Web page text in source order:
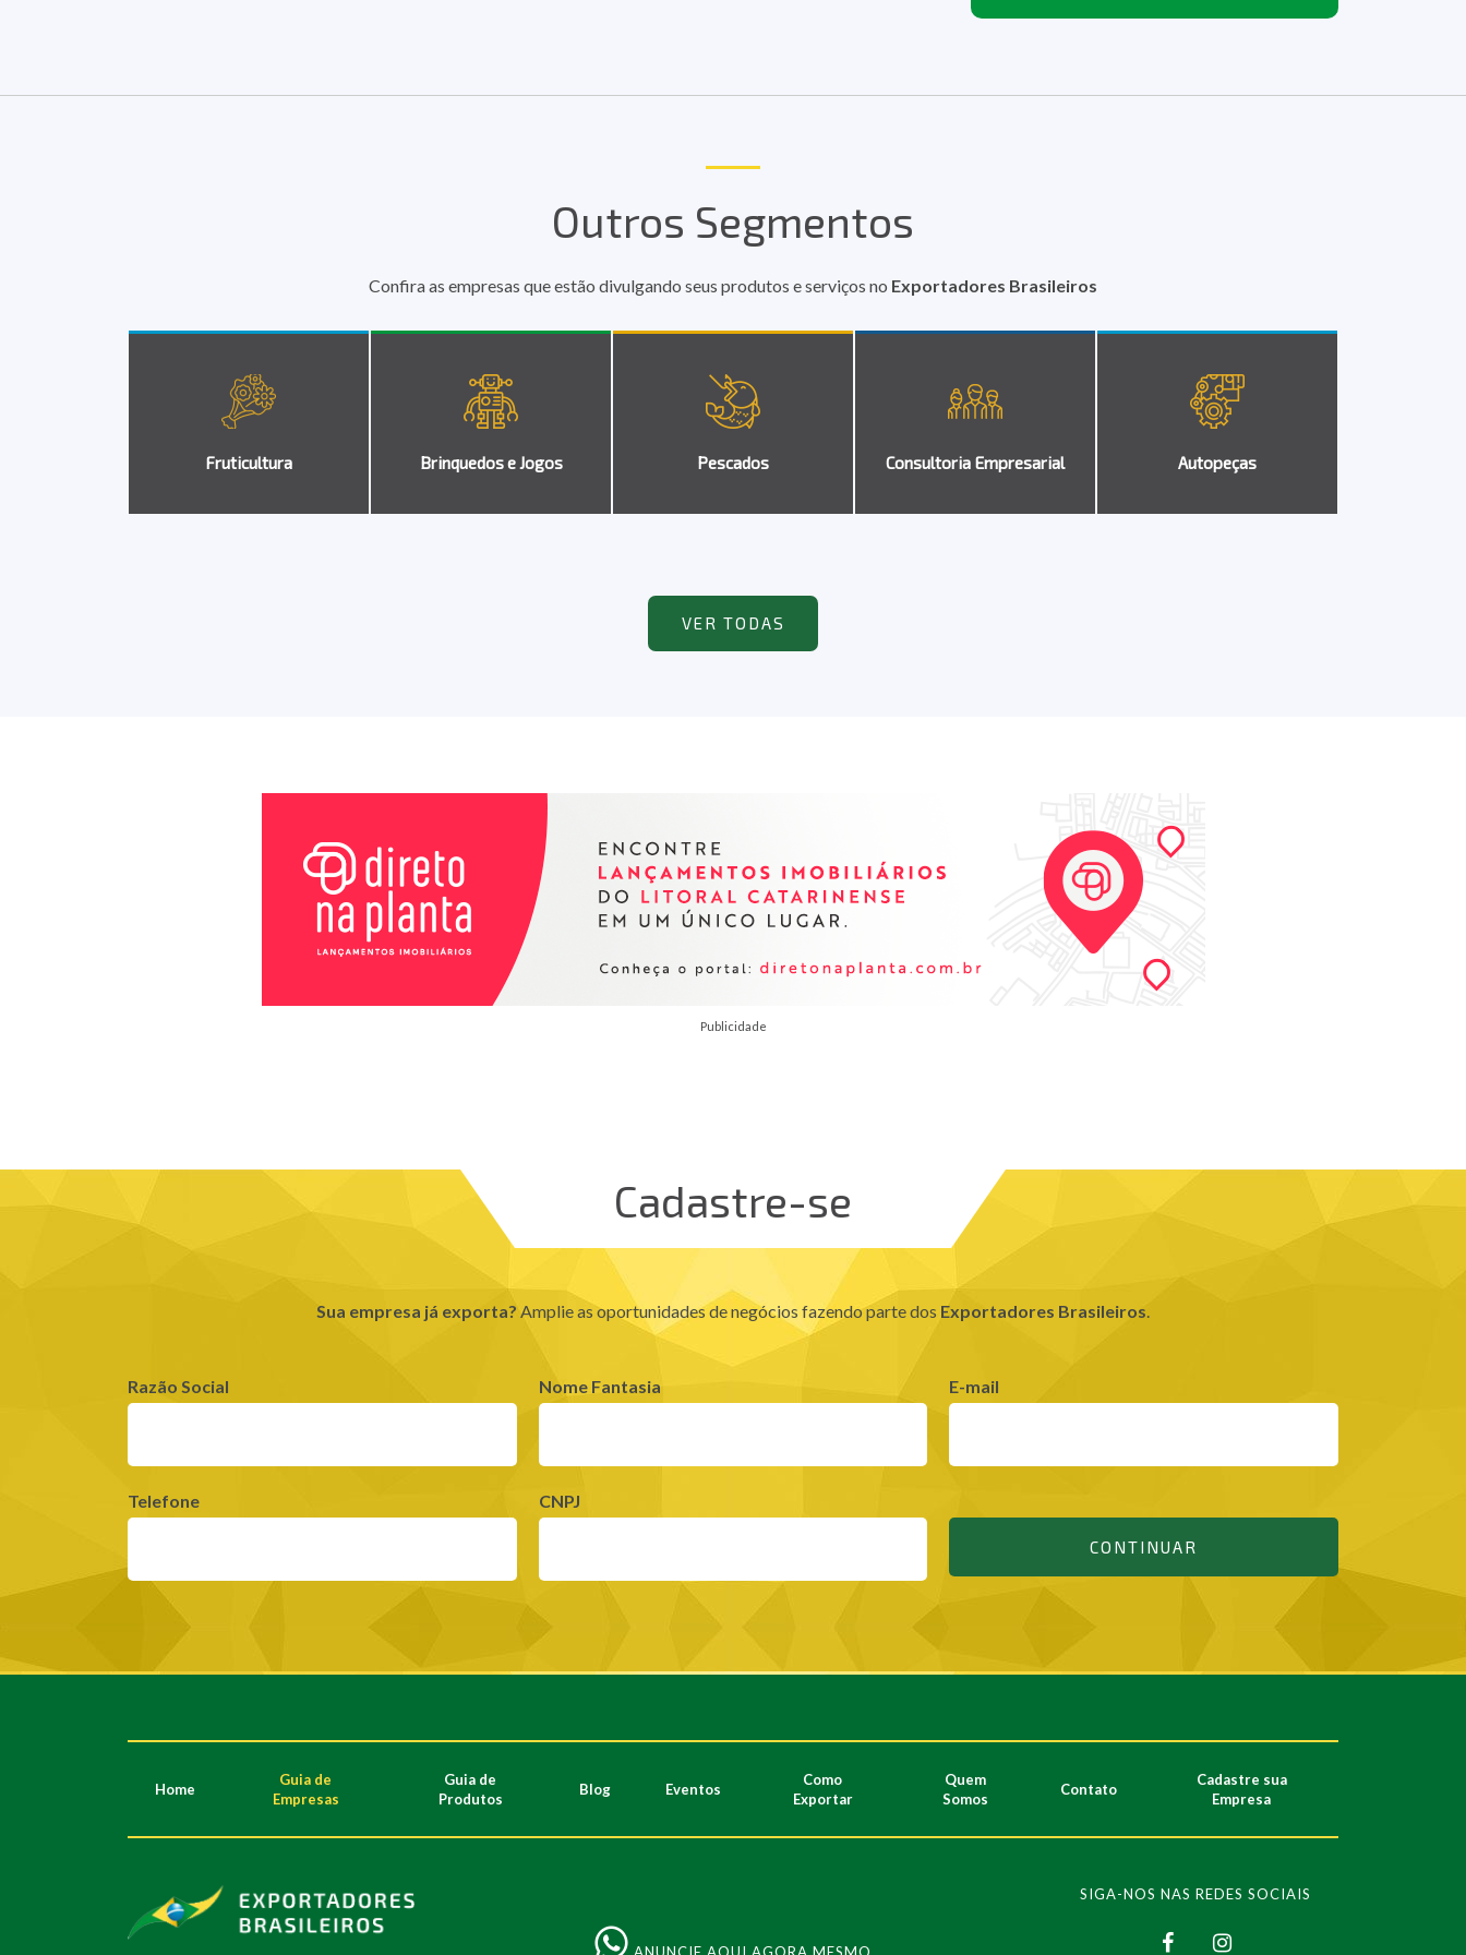
Outros Segmentos
Confira as empresas que estão divulgando seus produtos e serviços no Exportadores Brasileiros
Fruticultura Brinquedos e Jogos Pescados Consultoria Empresarial Autopeças
VER TODAS
Publicidade
Cadastre-se
Sua empresa já exporta? Amplie as oportunidades de negócios fazendo parte dos Exportadores Brasileiros.
Razão Social Nome Fantasia E-mail
Telefone CNPJ
CONTINUAR
Home
Guia de
Empresas
Guia de
Produtos
Blog Eventos
Como
Exportar
Quem
Somos
Contato
Cadastre sua
Empresa
SIGA-NOS NAS REDES SOCIAIS